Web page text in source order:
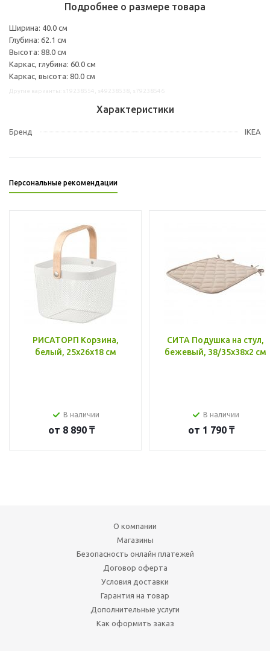
Подробнее о размере товара
Ширина: 40.0 см
Глубина: 62.1 см
Высота: 88.0 см
Каркас, глубина: 60.0 см
Каркас, высота: 80.0 см
Характеристики
Бренд IKEA
Персональные рекомендации
РИСАТОРП Корзина,
белый, 25x26x18 см
В наличии
от 8 890 ₸
СИТА Подушка на стул,
бежевый, 38/35x38x2 см
В наличии
от 1 790 ₸
О компании
Магазины
Безопасность онлайн платежей
Договор оферта
Условия доставки
Гарантия на товар
Дополнительные услуги
Как оформить заказ